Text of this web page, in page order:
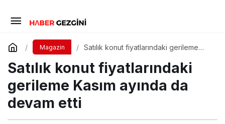
Magazin
Satılık konut fiyatlarındaki gerileme
Satılık konut fiyatlarındaki
gerileme Kasım ayında da
devam etti